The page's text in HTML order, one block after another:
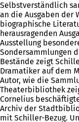
Selbstverständlich
an die Ausgaben der
biographische
herausragenden
Ausstellung
Sondersammlungen
Bestände zeigt
Dramatiker auf dem
Autor, wie die
Theaterbibliothek
Cornelius
Archiv der
mit Schiller-Bezug.